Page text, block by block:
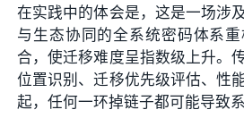
在实践中的体会是，这是一场涉
与生态协同的全系统密码体系
合，使迁移难度呈指数级上升。
位置识别、迁移优先级评估、性
起，任何一环掉链子都可能导致系